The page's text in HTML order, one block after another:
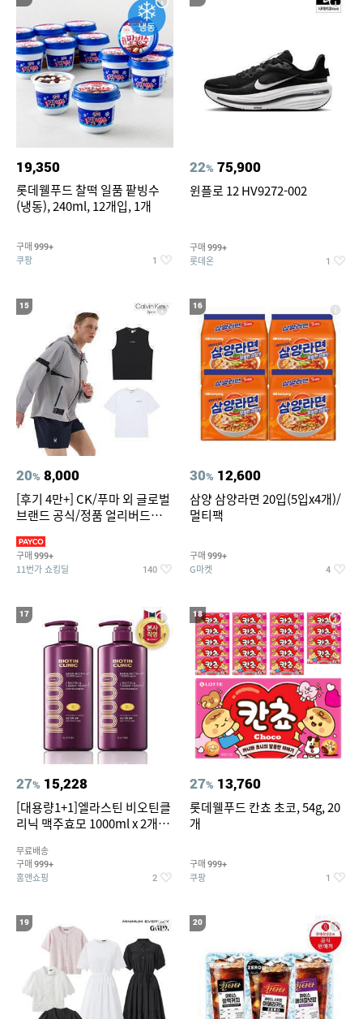
19,350
롯데웰푸드 찰떡 일품 팥빙수
(냉동), 240ml, 12개입, 1개
구매 999+
쿠팡 1
22% 75,900
윈플로 12 HV9272-002
구매 999+
롯데온 1
15
20% 8,000
[후기 4만+] CK/푸마 외 글로벌
브랜드 공식/정품 얼리버드
구매 999+
11번가 쇼킹딜 140
16
30% 12,600
삼양 삼양라면 20입(5입x4개)/
멀티팩
구매 999+
G마켓 4
17
27% 15,228
[대용량1+1]엘라스틴 비오틴클
리닉 맥주효모 1000ml x 2개
무료배송
구매 999+
홈앤쇼핑 2
18
27% 13,760
롯데웰푸드 칸쵸 초코, 54g, 20
개
구매 999+
쿠팡 1
19 20